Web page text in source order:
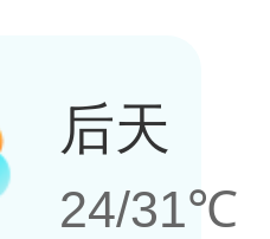
后天
24/31℃